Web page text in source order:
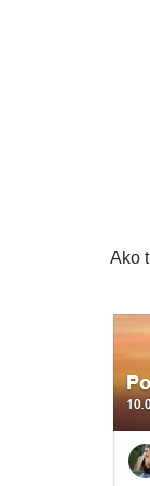
Ako